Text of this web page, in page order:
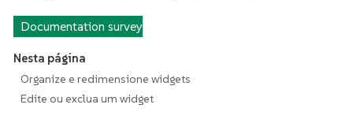
Documentation survey
Nesta página
Organize e redimensione widgets
Edite ou exclua um widget